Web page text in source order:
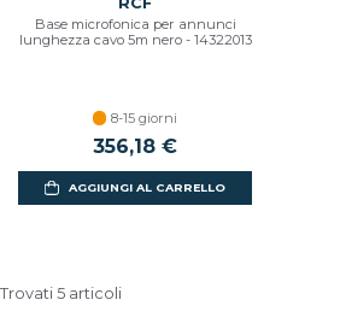
Base microfonica per annunci
lunghezza cavo 5m nero - 14322013
8-15 giorni
356,18 €
AGGIUNGI AL CARRELLO
Trovati 5 articoli